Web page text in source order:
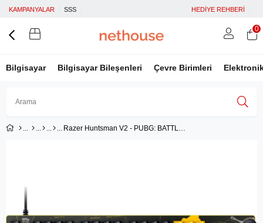
KAMPANYALAR SSS HEDİYE REHBERİ
Bilgisayar Bilgisayar Bileşenleri Çevre Birimleri
0
Razer Huntsman V2 - PUBG: BATTLEGROUNDS Edition Gaming Kablolu Klavye - RZ03-03932300-R3M1